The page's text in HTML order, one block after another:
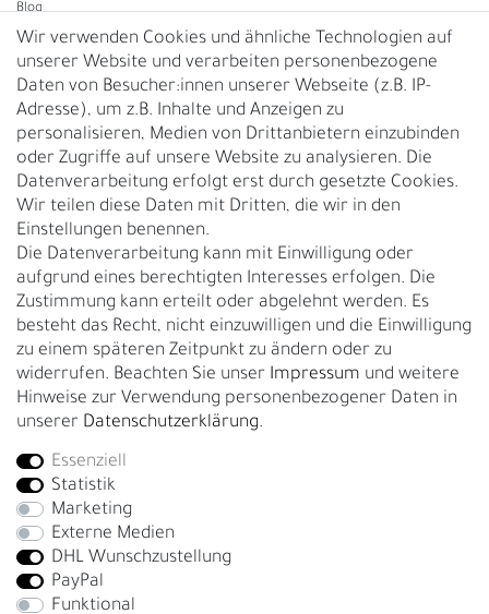
Blog
Vertrag widerrufen
UNTERNEHMEN
Nachhaltigkeit
Kontakt
Über uns
Rückgabe
Gürtelgröße messen
Garantie
GESCHÄFTSKUNDEN & HÄNDLER
B2B Geschäftskunden
Bei Fragen wenden Sie sich direkt an unser Service-Team.
+4917663727338
Montag - Freitag, 09:00 - 14:00
info@fronhofer.com
Gürtelmanufaktur Fronhofer, 93053 Regensburg, Nelkenweg 3b
Wir verwenden Cookies und ähnliche Technologien auf
unserer Website und verarbeiten personenbezogene
Daten von Besucher:innen unserer Webseite (z.B. IP-
Adresse), um z.B. Inhalte und Anzeigen zu
personalisieren, Medien von Drittanbietern einzubinden
oder Zugriffe auf unsere Website zu analysieren. Die
Datenverarbeitung erfolgt erst durch gesetzte Cookies.
Wir teilen diese Daten mit Dritten, die wir in den
Einstellungen benennen.
Die Datenverarbeitung kann mit Einwilligung oder
aufgrund eines berechtigten Interesses erfolgen. Die
Zustimmung kann erteilt oder abgelehnt werden. Es
besteht das Recht, nicht einzuwilligen und die Einwilligung
zu einem späteren Zeitpunkt zu ändern oder zu
widerrufen. Beachten Sie unser Impressum und weitere
Hinweise zur Verwendung personenbezogener Daten in
unserer Daten­schutz­erklärung.
Essenziell
Statistik
Marketing
Externe Medien
DHL Wunschzustellung
PayPal
Funktional